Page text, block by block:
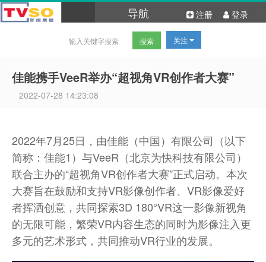
导航
关注
佳能携手VeeR举办“超视角VR创作者大赛”
2022-07-28 14:23:08
2022年7月25日，由佳能（中国）有限公司（以下
简称：佳能1）与VeeR（北京为快科技有限公司）
联合主办的“超视角VR创作者大赛”正式启动。本次
大赛旨在鼓励和支持VR影像创作者、VR影像爱好
者挥洒创意，共同探索3D 180°VR这一影像新视角
的无限可能，繁荣VR内容生态的同时为影像注入更
多元的艺术形式，共同推动VR行业的发展。
登录
注册